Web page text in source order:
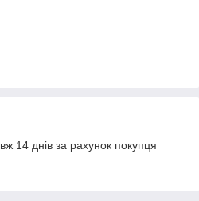
14 днів за рахунок покупця